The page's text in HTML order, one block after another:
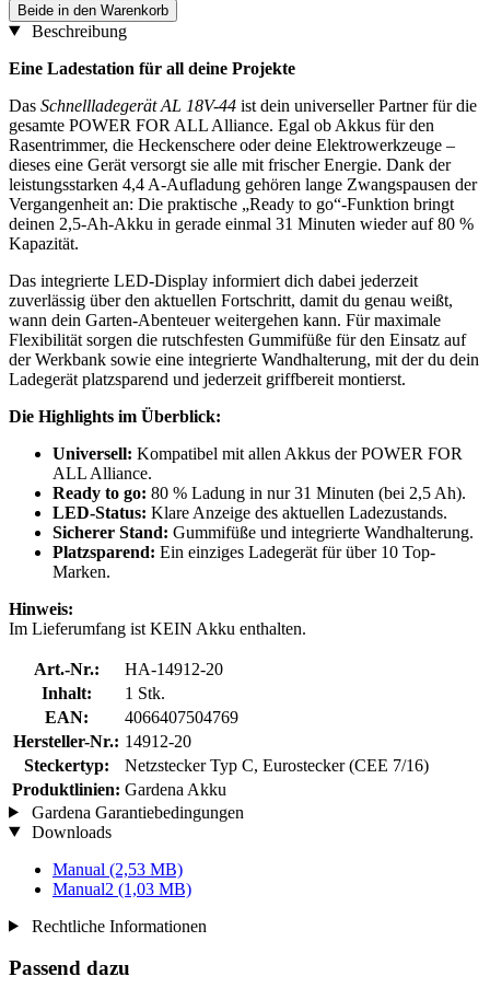
Beide in den Warenkorb
Beschreibung
Eine Ladestation für all deine Projekte
Das Schnellladegerät AL 18V-44 ist dein universeller Partner für die
gesamte POWER FOR ALL Alliance. Egal ob Akkus für den
Rasentrimmer, die Heckenschere oder deine Elektrowerkzeuge –
dieses eine Gerät versorgt sie alle mit frischer Energie. Dank der
leistungsstarken 4,4 A-Aufladung gehören lange Zwangspausen der
Vergangenheit an: Die praktische „Ready to go“-Funktion bringt
deinen 2,5-Ah-Akku in gerade einmal 31 Minuten wieder auf 80 %
Kapazität.
Das integrierte LED-Display informiert dich dabei jederzeit
zuverlässig über den aktuellen Fortschritt, damit du genau weißt,
wann dein Garten-Abenteuer weitergehen kann. Für maximale
Flexibilität sorgen die rutschfesten Gummifüße für den Einsatz auf
der Werkbank sowie eine integrierte Wandhalterung, mit der du dein
Ladegerät platzsparend und jederzeit griffbereit montierst.
Die Highlights im Überblick:
Universell: Kompatibel mit allen Akkus der POWER FOR
ALL Alliance.
Ready to go: 80 % Ladung in nur 31 Minuten (bei 2,5 Ah).
LED-Status: Klare Anzeige des aktuellen Ladezustands.
Sicherer Stand: Gummifüße und integrierte Wandhalterung.
Platzsparend: Ein einziges Ladegerät für über 10 Top-
Marken.
Hinweis:
Im Lieferumfang ist KEIN Akku enthalten.
Art.-Nr.:
HA-14912-20
Inhalt:
1 Stk.
EAN:
4066407504769
Hersteller-Nr.: 14912-20
Steckertyp:
Netzstecker Typ C, Eurostecker (CEE 7/16)
Produktlinien: Gardena Akku
Gardena Garantiebedingungen
Downloads
Manual (2,53 MB)
Manual2 (1,03 MB)
Rechtliche Informationen
Passend dazu